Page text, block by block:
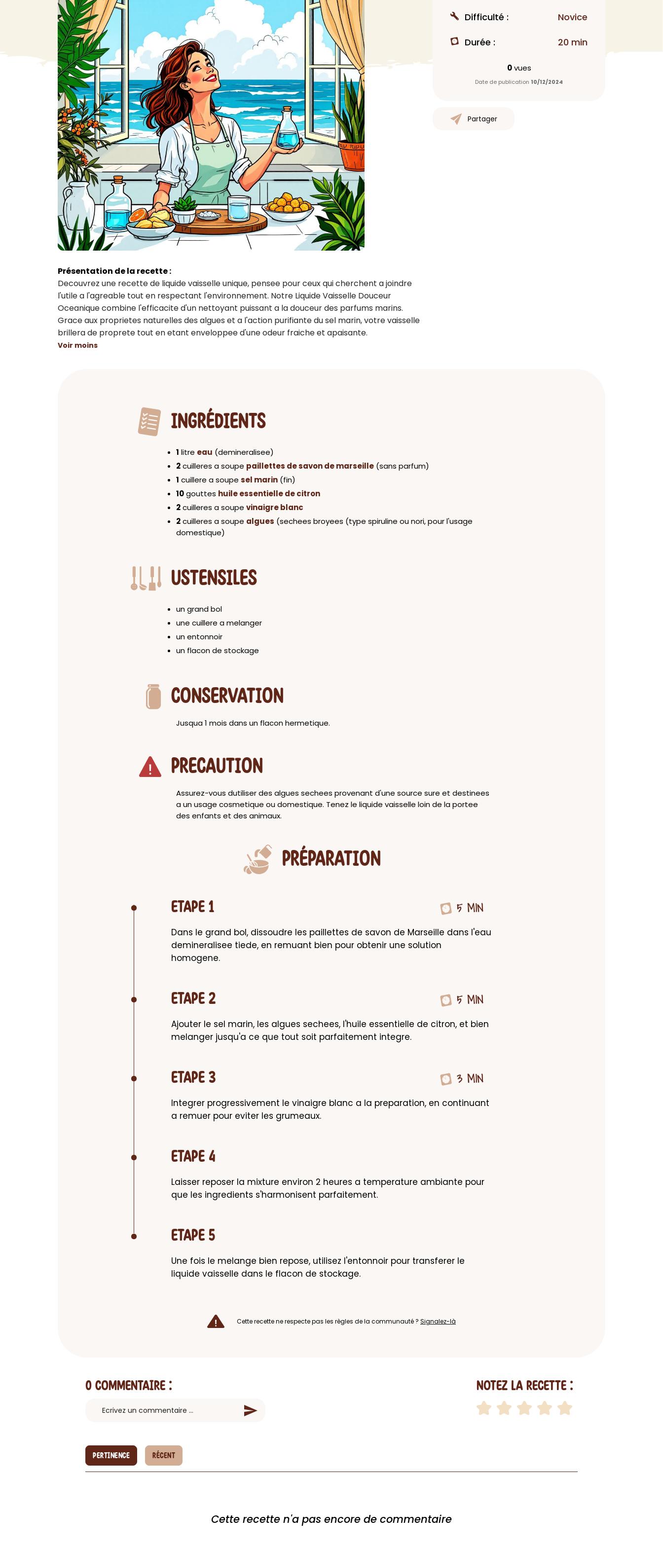
VAISELLE
Liquide Vaiselle
Entretien Lave Vaiselle
Autre
> Voir tout
DIVERS
Spécial Covid
Automobile
Insecticide
Objet
Autre
> Voir tout
BAIN ET DOUCHE
Gel douche
Savon
Huile de bain
Pain moussant
Bombe de bain
Autre
> Voir tout
Spray corporel
MAQUILLAGE
Rouge à lèvres
Fond de teint
Anti-cerne
Yeux
Highlighter
Présentation de la recette :
Decouvrez une recette de liquide vaisselle unique, pensee pour ceux qui cherchent a joindre
l'utile a l'agreable tout en respectant l'environnement. Notre Liquide Vaisselle Douceur
Oceanique combine l'efficacite d'un nettoyant puissant a la douceur des parfums marins.
Grace aux proprietes naturelles des algues et a l'action purifiante du sel marin, votre vaisselle
brillera de proprete tout en etant enveloppee d'une odeur fraiche et apaisante.
Voir moins
Difficulté : Novice
Durée : 20 min
0vues
Date de publication 10/12/2024
Partager
INGRÉDIENTS
1 litre eau (demineralisee)
2cuilleres a soupe paillettes de savon de marseille (sans parfum)
1 cuillere a soupe sel marin (fin)
10gouttes huile essentielle de citron
2cuilleres a soupe vinaigre blanc
2cuilleres a soupe algues (sechees broyees (type spiruline ou nori, pour l'usage
domestique)
USTENSILES
un grand bol
une cuillere a melanger
un entonnoir
un flacon de stockage
CONSERVATION
Jusqua 1 mois dans un flacon hermetique.
PRECAUTION
Assurez-vous dutiliser des algues sechees provenant d'une source sure et destinees
a un usage cosmetique ou domestique. Tenez le liquide vaisselle loin de la portee
des enfants et des animaux.
PRÉPARATION
ETAPE 1 5 MIN
Dans le grand bol, dissoudre les paillettes de savon de Marseille dans l'eau
demineralisee tiede, en remuant bien pour obtenir une solution
homogene.
ETAPE 2 5 MIN
Ajouter le sel marin, les algues sechees, l'huile essentielle de citron, et bien
melanger jusqu'a ce que tout soit parfaitement integre.
ETAPE 3 3 MIN
Integrer progressivement le vinaigre blanc a la preparation, en continuant
a remuer pour eviter les grumeaux.
ETAPE 4
Laisser reposer la mixture environ 2 heures a temperature ambiante pour
que les ingredients s'harmonisent parfaitement.
ETAPE 5
Une fois le melange bien repose, utilisez l'entonnoir pour transferer le
liquide vaisselle dans le flacon de stockage.
Cette recette ne respecte pas les règles de la communauté ? Signalez-là
0 Commentaire : Notez la recette :
PERTINENCE RÉCENT
Cette recette n'a pas encore de commentaire